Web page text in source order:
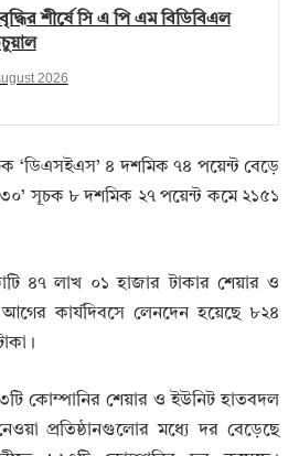
শীর্ষে সি এ পি এম বিডিবিএল
2026
‘ডিএসইএস’ ৪ দশমিক ৭৪ পয়েন্ট বেড়ে
সূচক ৮ দশমিক ২৭ পয়েন্ট কমে ২১৫১
৪৭ লাখ ০১ হাজার টাকার শেয়ার ও
কার্যদিবসে লেনদেন হয়েছে ৮২৪
কোম্পানির শেয়ার ও ইউনিট হাতবদল
প্রতিষ্ঠানগুলোর মধ্যে দর বেড়েছে